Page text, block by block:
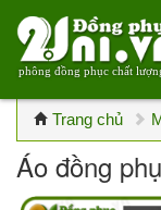
phông đồng phục chất
Trang chủ
Áo đồng